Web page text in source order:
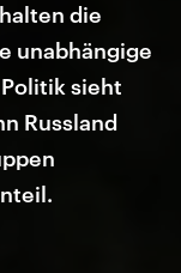
die
unabhängige
sieht
Russland